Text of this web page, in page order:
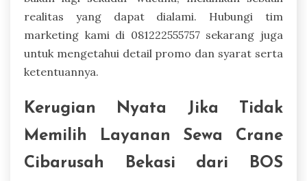
realitas yang dapat dialami. Hubungi tim
marketing kami di 081222555757 sekarang juga
untuk mengetahui detail promo dan syarat serta
ketentuannya.
Kerugian Nyata Jika Tidak
Memilih Layanan Sewa Crane
Cibarusah Bekasi dari BOS